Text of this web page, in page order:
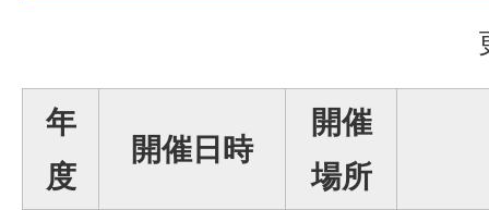
年
度
開催日時
開催
場所